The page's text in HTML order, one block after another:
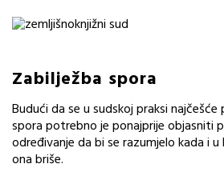
Zabilježba spora
Budući da se u sudskoj praksi najčešće
spora potrebno je ponajprije objasniti
određivanje da bi se razumjelo kada i
ona briše.